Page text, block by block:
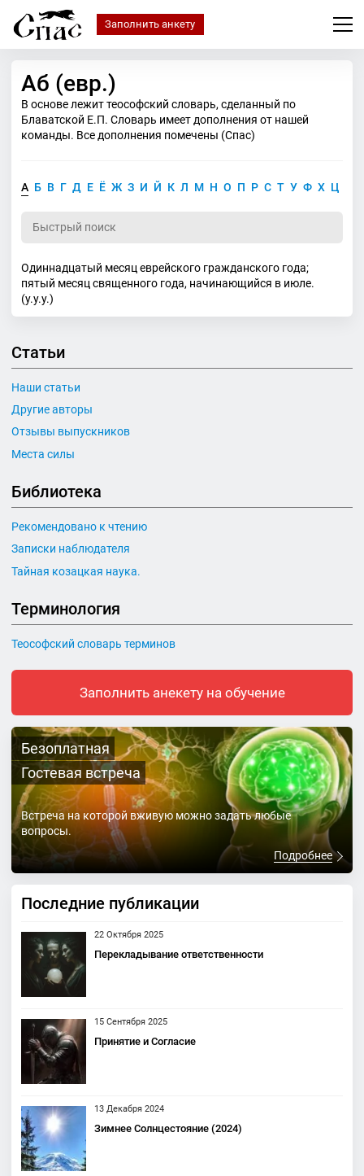
Заполнить анкету
Аб (евр.)
В основе лежит теософский словарь, сделанный по
Блаватской Е.П. Словарь имеет дополнения от нашей
команды. Все дополнения помечены (Спас)
А Б В Г Д Е Ё Ж З И Й К Л М Н О П Р С Т У Ф Х Ц
Одиннадцатый месяц еврейского гражданского года;
пятый месяц священного года, начинающийся в июле.
(у.у.у.)
Статьи
Наши статьи
Другие авторы
Отзывы выпускников
Места силы
Библиотека
Рекомендовано к чтению
Записки наблюдателя
Тайная козацкая наука.
Терминология
Теософский словарь терминов
Заполнить анекету на обучение
Безоплатная
Гостевая встреча
Встреча на которой вживую можно задать любые
вопросы.
Подробнее
Последние публикации
22 Октября 2025
Перекладывание ответственности
15 Сентября 2025
Принятие и Согласие
13 Декабря 2024
Зимнее Солнцестояние (2024)